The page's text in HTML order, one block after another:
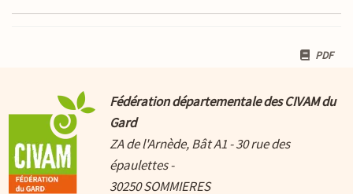
PDF
Fédération départementale des CIVAM du
Gard
ZA de l'Arnède, Bât A1 - 30 rue des
épaulettes -
30250 SOMMIERES